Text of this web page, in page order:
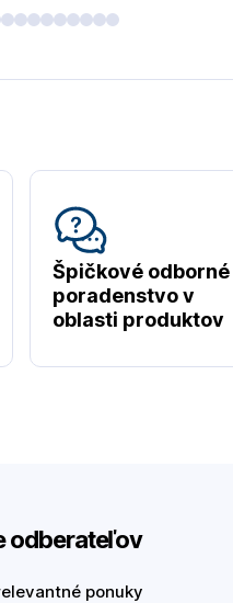
Špičkové odborné
poradenstvo v
oblasti produktov
odberateľov
ponuky